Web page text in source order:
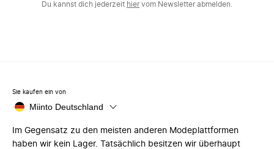
Du kannst dich jederzeit hiervom Newsletter abmelden.
Sie kaufen ein von
Miinto Deutschland
Im Gegensatz zu den meisten anderen Modeplattformen
haben wir kein Lager. Tatsächlich besitzen wir überhaupt